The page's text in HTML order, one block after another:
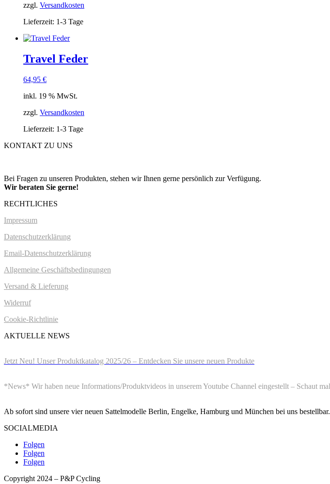
zzgl. Versandkosten
Lieferzeit: 1-3 Tage
Travel Feder
64,95 €
inkl. 19 % MwSt.
zzgl. Versandkosten
Lieferzeit: 1-3 Tage
KONTAKT ZU UNS
Bei Fragen zu unseren Produkten, stehen wir Ihnen gerne persönlich zur Verfügung.
Wir beraten Sie gerne!
RECHTLICHES
Impressum
Datenschutzerklärung
Email-Datenschutzerklärung
Allgemeine Geschäftsbedingungen
Versand & Lieferung
Widerruf
Cookie-Richtlinie
AKTUELLE NEWS
Jetzt Neu! Unser Produktkatalog 2025/26 – Entdecken Sie unsere neuen Produkte
*News* Wir haben neue Informations/Produktvideos in unserem Youtube Channel eingestellt – Schaut
Ab sofort sind unsere vier neuen Sattelmodelle Berlin, Engelke, Hamburg und München bei uns bestellbar.
SOCIALMEDIA
Folgen
Folgen
Folgen
Copyright 2024 – P&P Cycling